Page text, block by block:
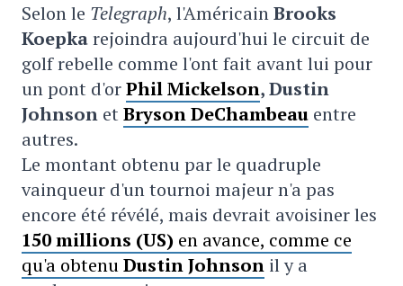
Selon le Telegraph, l'AméricainBrooks
Koepkarejoindra aujourd'hui le circuit de
golf rebelle comme l'ont fait avant lui pour
un pont d'orPhil Mickelson, Dustin
Johnson et Bryson DeChambeau entre
autres.
Le montant obtenu par le quadruple
vainqueur d'un tournoi majeur n'a pas
encore été révélé, mais devrait avoisiner les
150 millions (US) en avance, comme ce
qu'a obtenuDustin Johnson il y a